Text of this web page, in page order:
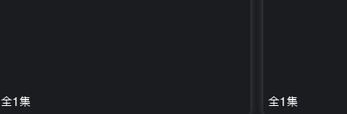
全1集
全1集